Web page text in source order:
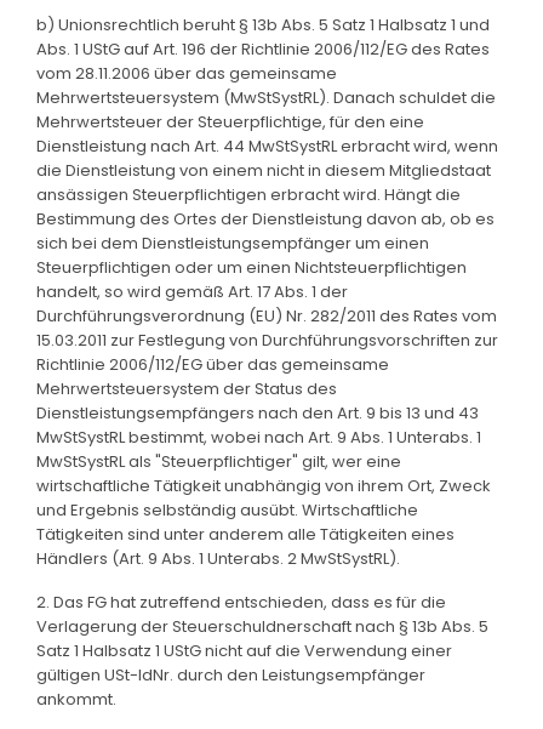
b) Unionsrechtlich beruht § 13b Abs. 5 Satz 1 Halbsatz 1 und
Abs. 1 UStG auf Art. 196 der Richtlinie 2006/112/EG des Rates
vom 28.11.2006 über das gemeinsame
Mehrwertsteuersystem (MwStSystRL). Danach schuldet die
Mehrwertsteuer der Steuerpflichtige, für den eine
Dienstleistung nach Art. 44 MwStSystRL erbracht wird, wenn
die Dienstleistung von einem nicht in diesem Mitgliedstaat
ansässigen Steuerpflichtigen erbracht wird. Hängt die
Bestimmung des Ortes der Dienstleistung davon ab, ob es
sich bei dem Dienstleistungsempfänger um einen
Steuerpflichtigen oder um einen Nichtsteuerpflichtigen
handelt, so wird gemäß Art. 17 Abs. 1 der
Durchführungsverordnung (EU) Nr. 282/2011 des Rates vom
15.03.2011 zur Festlegung von Durchführungsvorschriften zur
Richtlinie 2006/112/EG über das gemeinsame
Mehrwertsteuersystem der Status des
Dienstleistungsempfängers nach den Art. 9 bis 13 und 43
MwStSystRL bestimmt, wobei nach Art. 9 Abs. 1 Unterabs. 1
MwStSystRL als "Steuerpflichtiger" gilt, wer eine
wirtschaftliche Tätigkeit unabhängig von ihrem Ort, Zweck
und Ergebnis selbständig ausübt. Wirtschaftliche
Tätigkeiten sind unter anderem alle Tätigkeiten eines
Händlers (Art. 9 Abs. 1 Unterabs. 2 MwStSystRL).
2. Das FG hat zutreffend entschieden, dass es für die
Verlagerung der Steuerschuldnerschaft nach § 13b Abs. 5
Satz 1 Halbsatz 1 UStG nicht auf die Verwendung einer
gültigen USt-IdNr. durch den Leistungsempfänger
ankommt.